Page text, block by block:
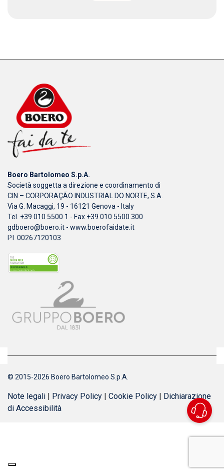
Boero Bartolomeo S.p.A.
Società soggetta a direzione e coordinamento di
CIN – CORPORAÇÃO INDUSTRIAL DO NORTE, S.A.
Via G. Macaggi, 19 - 16121 Genova - Italy
Tel. +39 010 5500.1 - Fax +39 010 5500.300
gdboero@boero.it - www.boerofaidate.it
P.I. 00267120103
© 2015-2026 Boero Bartolomeo S.p.A.
Note legali | Privacy Policy | Cookie Policy | Dichiarazione
di Accessibilità